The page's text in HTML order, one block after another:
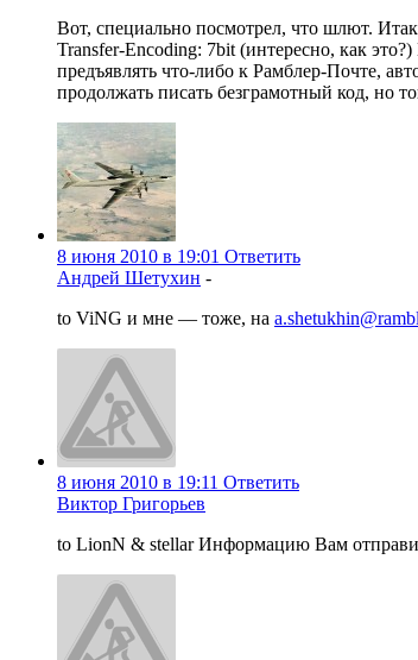
Вот, специально посмотрел, что шлют.
Transfer-Encoding: 7bit (интересно, как
предъявлять что-либо к Рамблер-Почте,
продолжать писать безграмотный код, но
8 июня 2010 в 19:01 Ответить
Андрей Шетухин -
to ViNG и мне — тоже, на
8 июня 2010 в 19:11 Ответить
Виктор Григорьев
to LionN & stellar Информацию Вам